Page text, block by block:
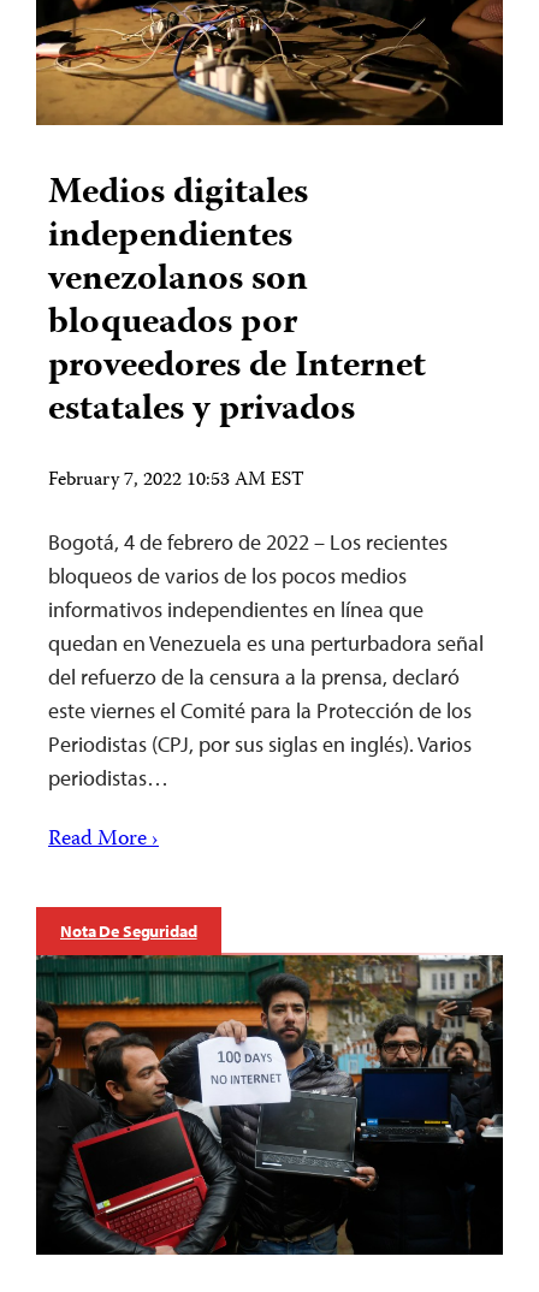
Medios digitales
independientes
venezolanos son
bloqueados por
proveedores de Internet
estatales y privados
February 7, 2022 10:53 AM EST
Bogotá, 4 de febrero de 2022 – Los recientes
bloqueos de varios de los pocos medios
informativos independientes en línea que
quedan en Venezuela es una perturbadora señal
del refuerzo de la censura a la prensa, declaró
este viernes el Comité para la Protección de los
Periodistas (CPJ, por sus siglas en inglés). Varios
periodistas…
Read More ›
Nota De Seguridad